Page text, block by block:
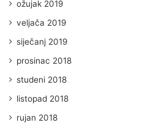
ožujak 2019
veljača 2019
siječanj 2019
prosinac 2018
studeni 2018
listopad 2018
rujan 2018